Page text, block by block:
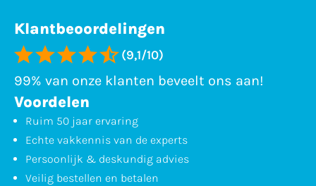
Klantbeoordelingen
(9,1/10)
99% van onze klanten beveelt ons aan!
Voordelen
Ruim 50 jaar ervaring
Echte vakkennis van de experts
Persoonlijk & deskundig advies
Veilig bestellen en betalen